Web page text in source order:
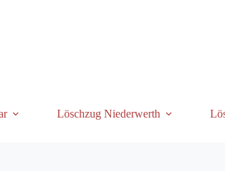
Löschzug Niederwerth